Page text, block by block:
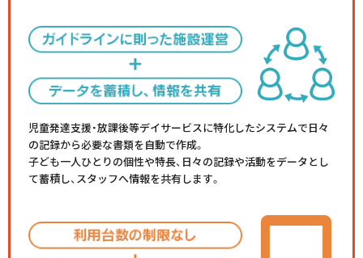
児童発達支援・放課後等デイサービスに特化したシステムで日々
の記録から必要な書類を自動で作成。
子ども一人ひとりの個性や特長、日々の記録や活動をデータとし
て蓄積し、スタッフへ情報を共有します。